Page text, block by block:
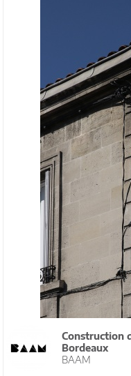
Construction
Bordeaux
BAAM